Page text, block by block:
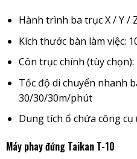
Hành trình ba trục X / Y /
Kích thước bàn làm việc:
Côn trục chính (tùy chọn):
Tốc độ di chuyển nhanh
30/30/30m/phút
Dung tích ổ chứa công cụ
Máy phay đứng Taikan T-10